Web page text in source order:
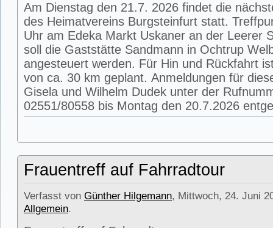
Am Dienstag den 21.7. 2026 findet die
des Heimatvereins Burgsteinfurt statt.
Uhr am Edeka Markt Uskaner an der Leerer
soll die Gaststätte Sandmann in Ochtrup
angesteuert werden. Für Hin und Rückfahrt
von ca. 30 km geplant. Anmeldungen für
Gisela und Wilhelm Dudek unter der
02551/80558 bis Montag den 20.7.2026
Frauentreff auf Fahrradtour
Verfasst von Günther Hilgemann, Mittwoch, 24. Juni
Allgemein.